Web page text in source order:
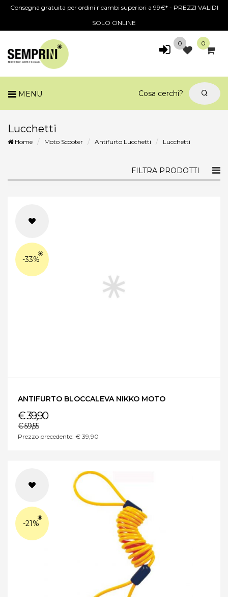
Consegna gratuita per ordini ricambi superiori a 99€* - PREZZI VALIDI
SOLO ONLINE
MENU
0 0
Lucchetti
Home Moto Scooter Antifurto Lucchetti Lucchetti
FILTRA PRODOTTI
-33%
ANTIFURTO BLOCCALEVA NIKKO MOTO
€ 39,90
€ 59,55
Prezzo precedente: € 39,90
-21%